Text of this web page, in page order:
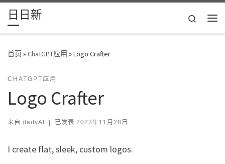
Skip to content
日日新
Search
首页»ChatGPT应用 »Logo Crafter
CHATGPT应用
Logo Crafter
来自 dailyAI | 已发表 2023年11月28日
I create flat, sleek, custom logos.